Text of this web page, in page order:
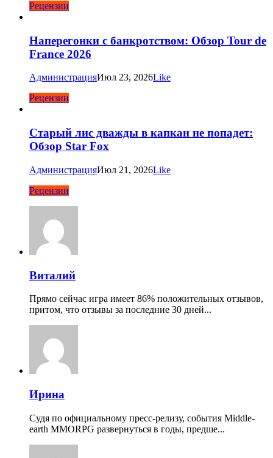
Рецензии
Наперегонки с банкротством: Обзор Tour de
France 2026
АдминистрацияИюл 23, 2026Like
Рецензии
Старый лис дважды в капкан не попадет:
Обзор Star Fox
АдминистрацияИюл 21, 2026Like
Рецензии
Виталий
Прямо сейчас игра имеет 86% положительных отзывов,
притом, что отзывы за последние 30 дней...
Ирина
Судя по официальному пресс-релизу, события Middle-
earth MMORPG развернуться в годы, предше...